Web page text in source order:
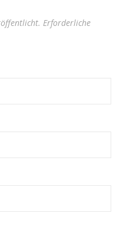
Erforderliche